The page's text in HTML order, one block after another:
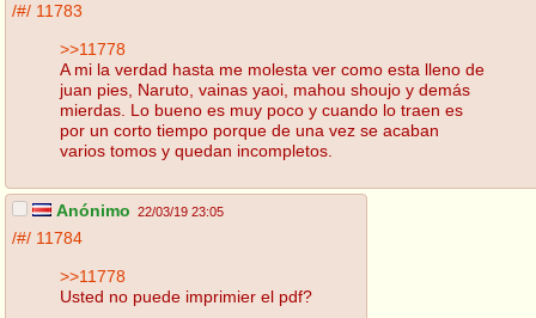
/#/ 11783
>>11778
A mi la verdad hasta me molesta ver como esta lleno de
juan pies, Naruto, vainas yaoi, mahou shoujo y demás
mierdas. Lo bueno es muy poco y cuando lo traen es
por un corto tiempo porque de una vez se acaban
varios tomos y quedan incompletos.
Anónimo 22/03/19 23:05
/#/ 11784
>>11778
Usted no puede imprimier el pdf?